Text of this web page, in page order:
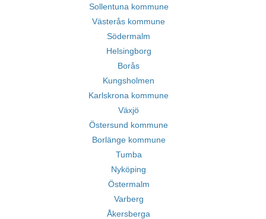
Sollentuna kommune
Västerås kommune
Södermalm
Helsingborg
Borås
Kungsholmen
Karlskrona kommune
Växjö
Östersund kommune
Borlänge kommune
Tumba
Nyköping
Östermalm
Varberg
Åkersberga